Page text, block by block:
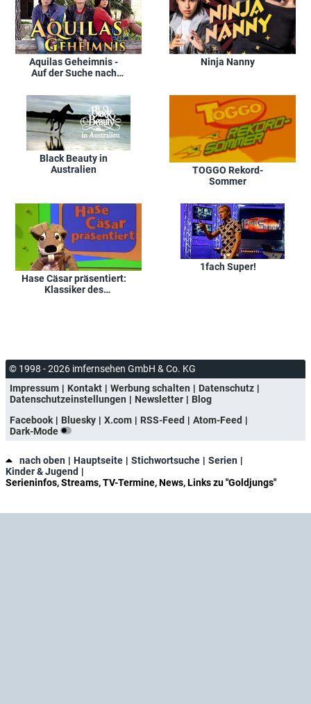
Aquilas Geheimnis -
Auf der Suche nach
Ninja Nanny
Black Beauty in
Australien
TOGGO Rekord-
Sommer
Hase Cäsar präsentiert:
Klassiker des
1fach Super!
© 1998 - 2026 imfernsehen GmbH & Co. KG
Impressum
Kontakt Werbung schalten
Datenschutz
Datenschutzeinstellungen
Newsletter
Blog
Facebook
Bluesky X.com RSS-Feed
Atom-Feed
Dark-Mode
nach oben Hauptseite Stichwortsuche
Serien
Kinder & Jugend
Serieninfos, Streams, TV-Termine, News, Links zu "Goldjungs"